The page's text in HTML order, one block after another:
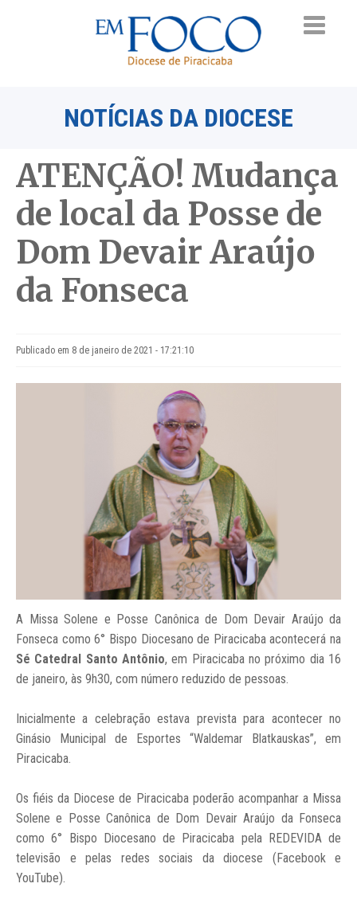
NOTÍCIAS DA DIOCESE
ATENÇÃO! Mudança
de local da Posse de
Dom Devair Araújo
da Fonseca
Publicado em 8 de janeiro de 2021 - 17:21:10
A Missa Solene e Posse Canônica de Dom Devair Araújo da
Fonseca como 6° Bispo Diocesano de Piracicaba acontecerá na
Sé Catedral Santo Antônio, em Piracicaba no próximo dia 16
de janeiro, às 9h30, com número reduzido de pessoas.
Inicialmente a celebração estava prevista para acontecer no
Ginásio Municipal de Esportes “Waldemar Blatkauskas”, em
Piracicaba.
Os fiéis da Diocese de Piracicaba poderão acompanhar a Missa
Solene e Posse Canônica de Dom Devair Araújo da Fonseca
como 6° Bispo Diocesano de Piracicaba pela REDEVIDA de
televisão e pelas redes sociais da diocese (Facebook e
YouTube).